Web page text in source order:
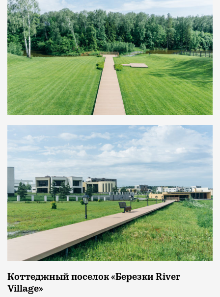
Коттеджный поселок «Березки River
Village»